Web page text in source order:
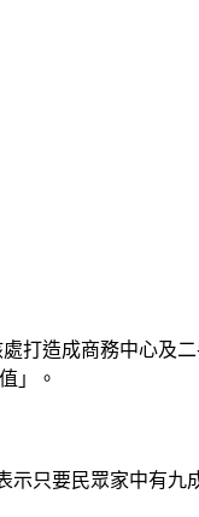
打造成商務中心及
」。
示只要民眾家中有九